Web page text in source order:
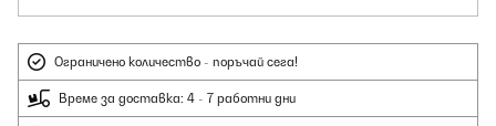
Ограничено количество - поръчай сега!
Време за доставка: 4 - 7 работни дни